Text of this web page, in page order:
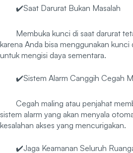
✔️Saat Darurat Bukan Masalah
Membuka kunci di saat darurat
karena Anda bisa menggunakan kunci
untuk mengisi daya sementara.
✔️Sistem Alarm Canggih Cegah
Cegah maling atau penjahat
sistem alarm yang akan menyala
kesalahan akses yang mencurigakan.
✔️Jaga Keamanan Seluruh